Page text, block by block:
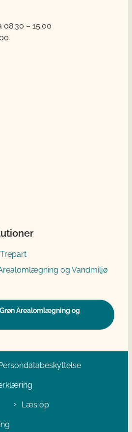
08.30 – 15.00
og Vandmiljø
Arealomlægning og
Læs op